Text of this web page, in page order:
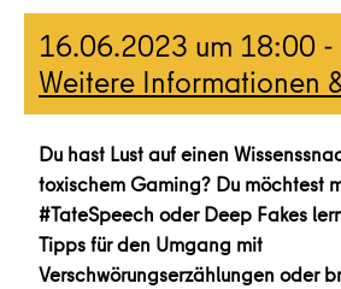
16.06.2023 um 18:00 -
Weitere Informationen
Du hast Lust auf einen
toxischem Gaming? Du möchtest
#TateSpeech oder Deep Fakes
Tipps für den Umgang mit
Verschwörungserzählungen oder